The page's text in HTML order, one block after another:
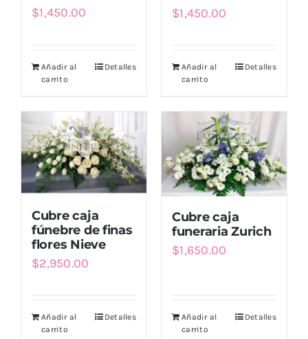
$1,450.00
Añadir al
carrito
Detalles
$1,450.00
Añadir al
carrito
Detalles
Cubre caja
fúnebre de finas
flores Nieve
$2,950.00
Añadir al
carrito
Detalles
Cubre caja
funeraria Zurich
$1,650.00
Añadir al
carrito
Detalles